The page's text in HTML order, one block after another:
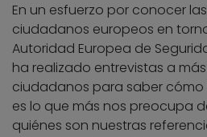
En un esfuerzo por conocer
ciudadanos europeos en
Autoridad Europea de
ha realizado entrevistas a
ciudadanos para saber cómo
es lo que más nos preocupa
quiénes son nuestras